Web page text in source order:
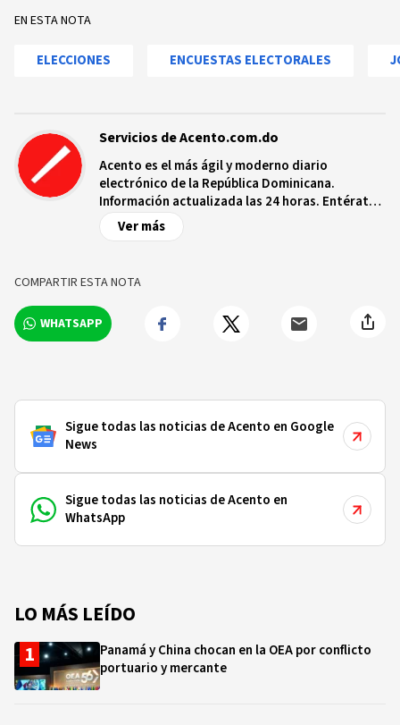
EN ESTA NOTA
ELECCIONES ENCUESTAS ELECTORALES
Servicios de Acento.com.do
Acento es el más ágil y moderno diario
electrónico de la República Dominicana.
Información actualizada las 24 horas. Entérate
de las noticias y sucesos más importantes a
nivel nacional e internacional, videos y fotos
relevantes en tiempo real.
Ver más
COMPARTIR ESTA NOTA
WHATSAPP
Sigue todas las noticias de Acento en Google
News
Sigue todas las noticias de Acento en
WhatsApp
LO MÁS LEÍDO
Panamá y China chocan en la OEA por conflicto
portuario y mercante